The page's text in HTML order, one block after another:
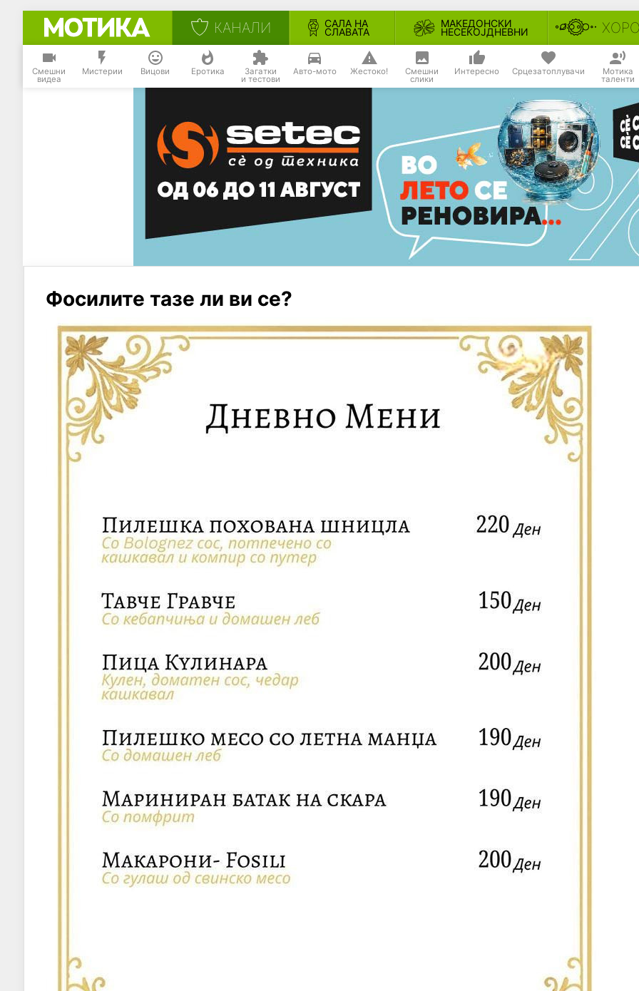
КАНАЛИ САЛА НА
СЛАВАТА
МАКЕДОНСКИ
НЕСЕКОЈДНЕВНИ
Смешни
видеа
Мистерии Вицови Еротика Загатки
и тестови
Авто-мото Жестоко! Смешни
слики
Интересно Срцезатоплувачи Мотика
таленти
Фосилите тазе ли ви се?